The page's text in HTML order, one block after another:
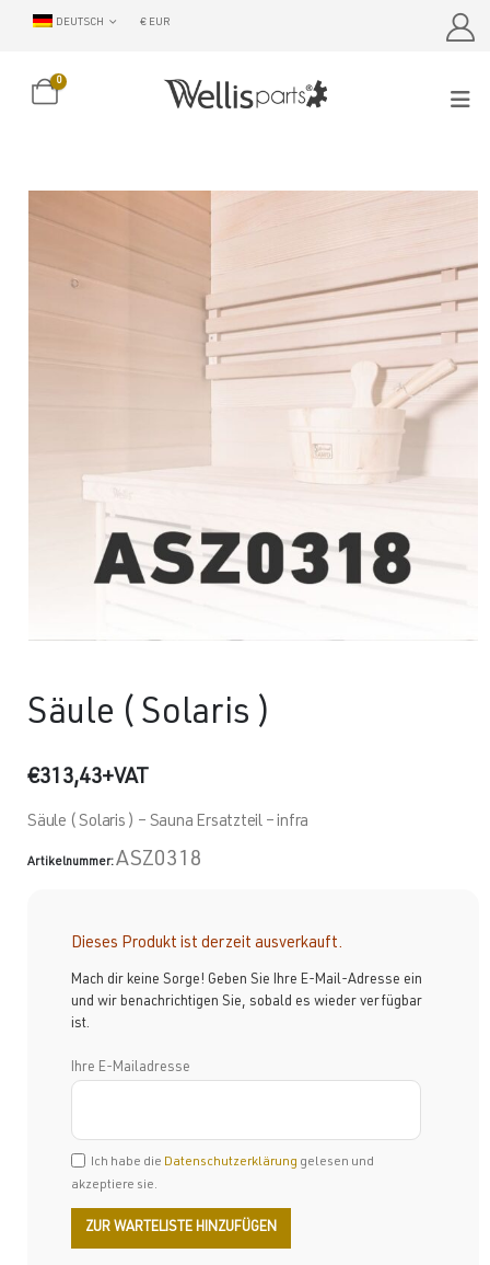
DEUTSCH € EUR
0
Säule ( Solaris )
€313,43+VAT
Säule ( Solaris ) – Sauna Ersatzteil – infra
Artikelnummer:ASZ0318
Dieses Produkt ist derzeit ausverkauft.
Mach dir keine Sorge! Geben Sie Ihre E-Mail-Adresse ein
und wir benachrichtigen Sie, sobald es wieder verfügbar
ist.
Ihre E-Mailadresse
Ich habe die Datenschutzerklärung gelesen und
akzeptiere sie.